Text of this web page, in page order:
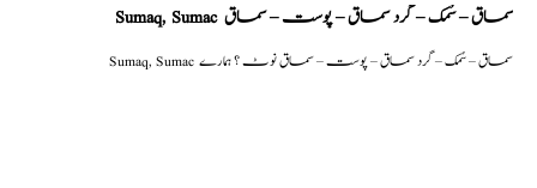
Sumaq, Sumac سماق – سُمک – گرد سماق – پوست – سماق
Sumaq, Sumac سماق – سُمک – گرد سماق – پوست – سماق نوٹ ؟ ہمارے